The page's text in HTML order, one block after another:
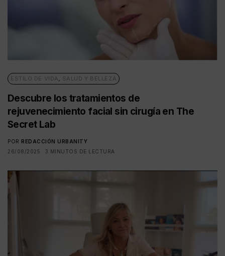
ESTILO DE VIDA , SALUD Y BELLEZA
Descubre los tratamientos de
rejuvenecimiento facial sin cirugía en The
Secret Lab
POR REDACCIÓN URBANITY
26/08/2025
3 MINUTOS DE LECTURA